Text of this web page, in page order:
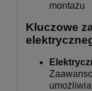
montażu
Kluczowe